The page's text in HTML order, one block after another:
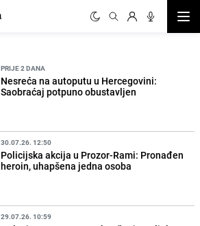
PRIJE 2 DANA
Nesreća na autoputu u Hercegovini:
Saobraćaj potpuno obustavljen
30.07.26. 12:50
Policijska akcija u Prozor-Rami: Pronađen
heroin, uhapšena jedna osoba
29.07.26. 10:59